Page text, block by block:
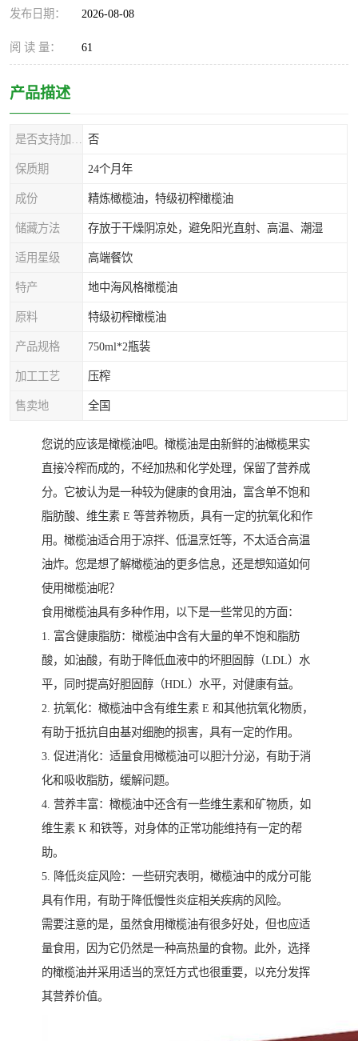
发布日期： 2026-08-08
阅 读 量： 61
产品描述
否
保质期 24个月年
成份 精炼橄榄油，特级初榨橄榄油
储藏方法 存放于干燥阴凉处，避免阳光直射、高温、潮湿
适用星级 高端餐饮
特产 地中海风格橄榄油
原料 特级初榨橄榄油
产品规格 750ml*2瓶装
加工工艺 压榨
售卖地 全国
您说的应该是橄榄油吧。橄榄油是由新鲜的油橄榄果实
直接冷榨而成的，不经加热和化学处理，保留了营养成
分。它被认为是一种较为健康的食用油，富含单不饱和
脂肪酸、维生素 E 等营养物质，具有一定的抗氧化和作
用。橄榄油适合用于凉拌、低温烹饪等，不太适合高温
油炸。您是想了解橄榄油的更多信息，还是想知道如何
使用橄榄油呢？
食用橄榄油具有多种作用，以下是一些常见的方面：
1. 富含健康脂肪：橄榄油中含有大量的单不饱和脂肪
酸，如油酸，有助于降低血液中的坏胆固醇（LDL）水
平，同时提高好胆固醇（HDL）水平，对健康有益。
2. 抗氧化：橄榄油中含有维生素 E 和其他抗氧化物质，
有助于抵抗自由基对细胞的损害，具有一定的作用。
3. 促进消化：适量食用橄榄油可以胆汁分泌，有助于消
化和吸收脂肪，缓解问题。
4. 营养丰富：橄榄油中还含有一些维生素和矿物质，如
维生素 K 和铁等，对身体的正常功能维持有一定的帮
助。
5. 降低炎症风险：一些研究表明，橄榄油中的成分可能
具有作用，有助于降低慢性炎症相关疾病的风险。
需要注意的是，虽然食用橄榄油有很多好处，但也应适
量食用，因为它仍然是一种高热量的食物。此外，选择
的橄榄油并采用适当的烹饪方式也很重要，以充分发挥
其营养价值。